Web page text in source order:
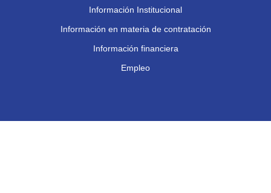
Información Institucional
Información en materia de contratación
Información financiera
Empleo